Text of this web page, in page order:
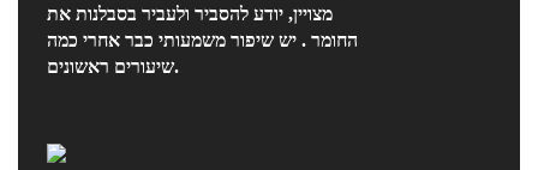
מצויין, יודע להסביר ולעביר בסבלנות את
החומר . יש שיפור משמעותי כבר אחרי כמה
שיעורים ראשונים.